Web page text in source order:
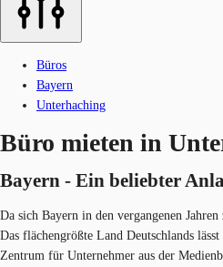
Büros
Bayern
Unterhaching
Büro mieten in
Bayern - Ein beliebter
Da sich Bayern in den vergangenen
Das flächengrößte Land Deutschlands
Zentrum für Unternehmer aus der